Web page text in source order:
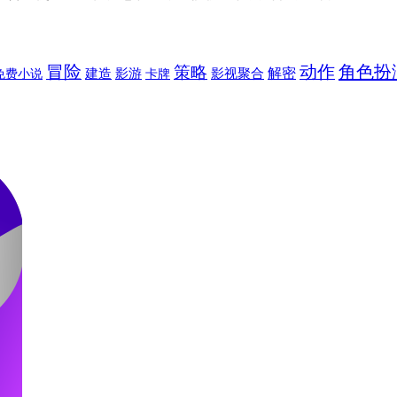
费小说 冒险 建造 影游 卡牌 策略 影视聚合 解密 动作角色扮